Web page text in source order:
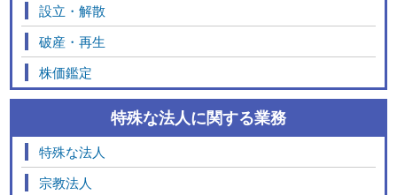
設立・解散
破産・再生
株価鑑定
特殊な法人に関する業務
特殊な法人
宗教法人